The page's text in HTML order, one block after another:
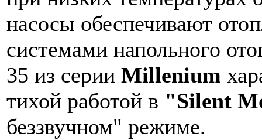
насосы обеспечивают
системами напольного
35 из серии Millenium
тихой работой в "Silent
беззвучном" режиме.